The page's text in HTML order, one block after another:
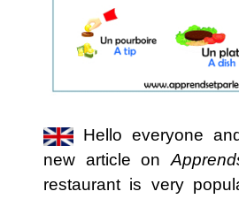
Hello everyone
new article on
restaurant is very